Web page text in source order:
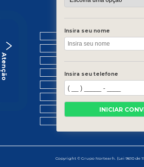
MENU
HOME
QUEM SOMOS
O GRUPO
BLOG
PORTAL DE VAGAS
CATEGORIAS
Copyright © Grupo Nortearh. (Lei 9610 de
Atenção
Insira seu nome
Insira seu telefone
INICIAR